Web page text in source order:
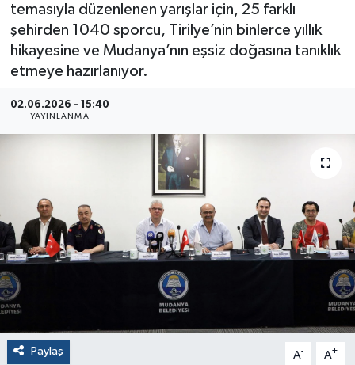
temasıyla düzenlenen yarışlar için, 25 farklı
şehirden 1040 sporcu, Tirilye’nin binlerce yıllık
hikayesine ve Mudanya’nın eşsiz doğasına tanıklık
etmeye hazırlanıyor.
02.06.2026 - 15:40
YAYINLANMA
Paylaş A- A+
Egemax TV